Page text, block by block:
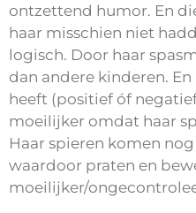
ontzettend humor. En
haar misschien niet
logisch. Door haar
dan andere kinderen.
heeft (positief óf
moeilijker omdat haar
Haar spieren komen
waardoor praten en
moeilijker/